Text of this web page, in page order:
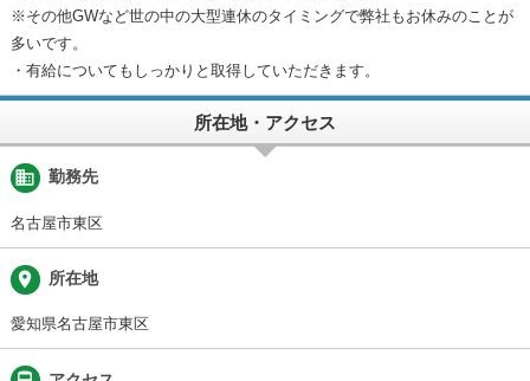
※その他GWなど世の中の大型連休のタイミングで弊社もお休みのことが
多いです。
・有給についてもしっかりと取得していただきます。
所在地・アクセス
business 勤務先
名古屋市東区
place 所在地
愛知県名古屋市東区